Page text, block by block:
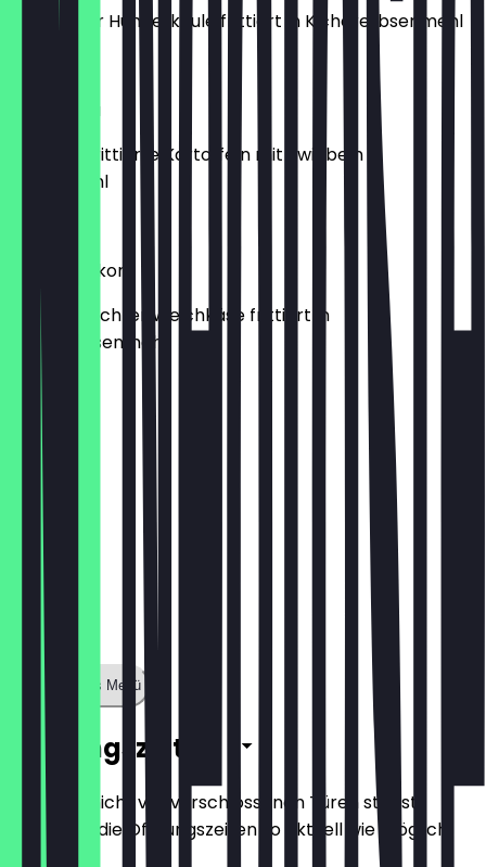
Marinierter Hühnerkeule frittiert in Kichererbsenmehl
Knusprig frittierte Kartoffeln mit Zwiebeln &
Blumenkohl
Paneer Pakora
Hausgemachter Weichkäse frittiert in
Kichererbsenmehl
€ 5,90
Zeige ganzes Menü
Öffnungszeiten
Damit du nicht vor verschlossenen Türen stehst,
halten wir die Öffnungszeiten so aktuell wie möglich.